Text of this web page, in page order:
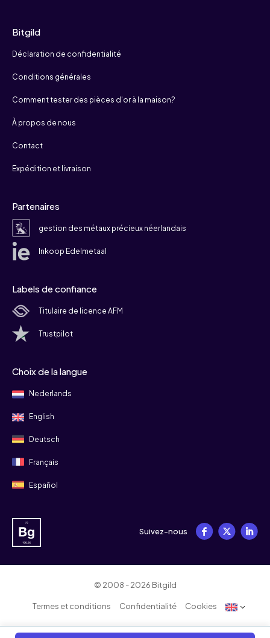
Bitgild
Déclaration de confidentialité
Conditions générales
Comment tester des pièces d'or à la maison?
À propos de nous
Contact
Expédition et livraison
Partenaires
gestion des métaux précieux néerlandais
Inkoop Edelmetaal
Labels de confiance
Titulaire de licence AFM
Trustpilot
Choix de la langue
Nederlands
English
Deutsch
Français
Español
Suivez-nous
© 2008 - 2026 Bitgild
Termes et conditions Confidentialité Cookies